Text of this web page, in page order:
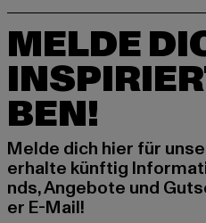
MELDE
BEN!
Melde dich hier für
erhalte künftig
nds, Angebote und
er E-Mail!